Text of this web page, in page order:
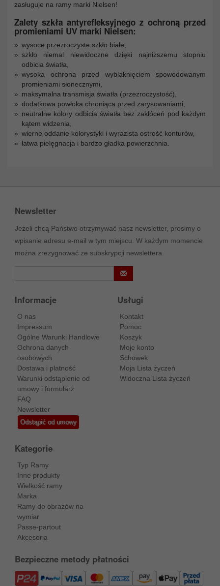
zasługuje na ramy marki Nielsen!
Zalety szkła antyrefleksyjnego z ochroną przed
promieniami UV marki Nielsen:
wysoce przezroczyste szkło białe,
szkło niemal niewidoczne dzięki najniższemu stopniu
odbicia światła,
wysoka ochrona przed wyblaknięciem spowodowanym
promieniami słonecznymi,
maksymalna transmisja światła (przezroczystość),
dodatkowa powłoka chroniąca przed zarysowaniami,
neutralne kolory odbicia światła bez zakłóceń pod każdym
kątem widzenia,
wierne oddanie kolorystyki i wyrazista ostrość konturów,
łatwa pielęgnacja i bardzo gładka powierzchnia.
Newsletter
Jeżeli chcą Państwo otrzymywać nasz newsletter, prosimy o
wpisanie adresu e-mail w tym miejscu. W każdym momencie
można zrezygnować ze subskrypcji newslettera.
Informacje
O nas
Impressum
Ogólne Warunki Handlowe
Ochrona danych
osobowych
Dostawa i platność
Warunki odstąpienie od
umowy i formularz
FAQ
Newsletter
Odstąpić od umowy
Usługi
Kontakt
Pomoc
Koszyk
Moje konto
Schowek
Moja Lista życzeń
Widoczna Lista życzeń
Kategorie
Typ Ramy
Inne produkty
Wielkość ramy
Marka
Ramy do obrazów na
wymiar
Passe-partout
Akcesoria
Bezpieczne metody płatności